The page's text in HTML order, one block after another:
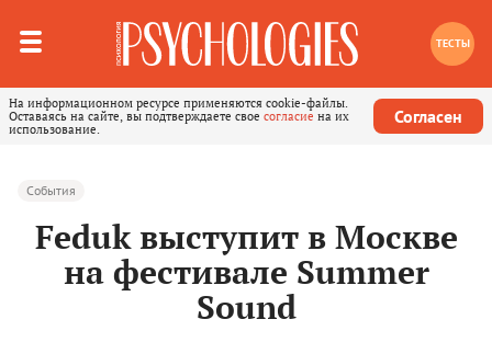
ТЕСТЫ
На информационном ресурсе применяются cookie-файлы.
Оставаясь на сайте, вы подтверждаете свое согласие на их
использование.
Согласен
События
Feduk выступит в Москве
на фестивале Summer
Sound